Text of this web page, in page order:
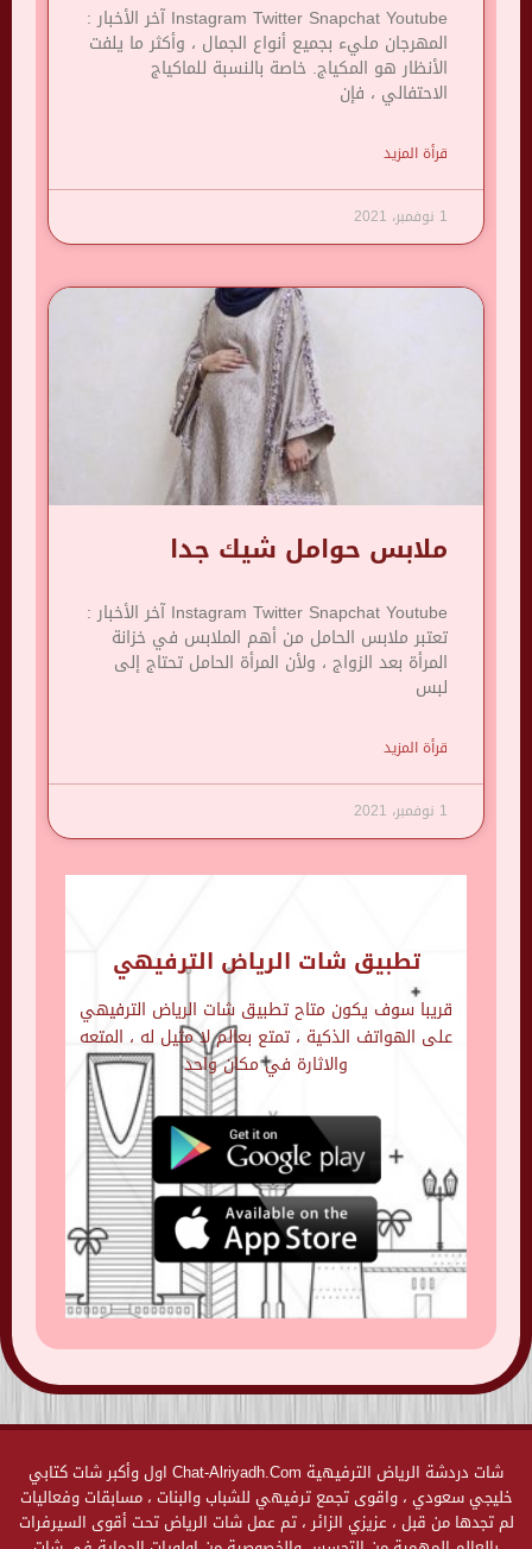
Instagram Twitter Snapchat Youtube آخر الأخبار :
المهرجان مليء بجميع أنواع الجمال ، وأكثر ما يلفت
الأنظار هو المكياج. خاصة بالنسبة للماكياج
الاحتفالي ، فإن
قرأة المزيد
1 نوفمبر، 2021
ملابس حوامل شيك جدا
Instagram Twitter Snapchat Youtube آخر الأخبار :
تعتبر ملابس الحامل من أهم الملابس في خزانة
المرأة بعد الزواج ، ولأن المرأة الحامل تحتاج إلى
لبس
قرأة المزيد
1 نوفمبر، 2021
تطبيق شات الرياض الترفيهي
قريبا سوف يكون متاح تطبيق شات الرياض الترفيهي
على الهواتف الذكية ، تمتع بعالم لا مثيل له ، المتعه
والاثارة في مكان واحد
شات دردشة الرياض الترفيهية Chat-Alriyadh.Com اول وأكبر شات كتابي
خليجي سعودي ، واقوى تجمع ترفيهي للشباب والبنات ، مسابقات وفعاليات
لم تجدها من قبل ، عزيزي الزائر ، تم عمل شات الرياض تحت أقوى السيرفرات